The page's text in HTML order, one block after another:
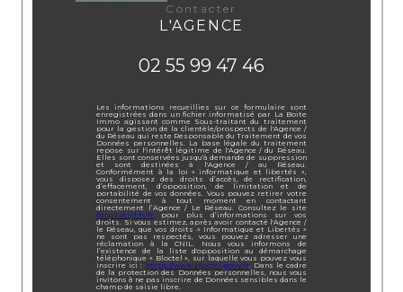
contacter
L'AGENCE
02 55 99 47 46
Les informations recueillies sur ce formulaire sont
enregistrées dans un fichier informatisé par La Boite
Immo agissant comme Sous-traitant du traitement
pour la gestion de la clientèle/prospects de l'Agence /
du Réseau qui reste Responsable du Traitement de vos
Données personnelles. La base légale du traitement
repose sur l'intérêt légitime de l'Agence / du Réseau.
Elles sont conservées jusqu'à demande de suppression
et sont destinées à l'Agence / au Réseau.
Conformément à la loi « informatique et libertés »,
vous disposez des droits d’accès, de rectification,
d’effacement, d’opposition, de limitation et de
portabilité de vos données. Vous pouvez retirer votre
consentement à tout moment en contactant
directement l’Agence / Le Réseau. Consultez le site
https://cnil.fr/fr
pour plus d’informations sur vos
droits. Si vous estimez, après avoir contacté l'Agence /
le Réseau, que vos droits « Informatique et Libertés »
ne sont pas respectés, vous pouvez adresser une
réclamation à la CNIL. Nous vous informons de
l’existence de la liste d'opposition au démarchage
téléphonique « Bloctel », sur laquelle vous pouvez vous
inscrire ici : https://www.bloctel.gouv.fr . Dans le cadre
de la protection des Données personnelles, nous vous
invitons à ne pas inscrire de Données sensibles dans le
champ de saisie libre.